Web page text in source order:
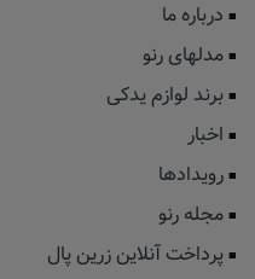
درباره ما
مدلهای رنو
برند لوازم یدکی
اخبار
رویدادها
مجله رنو
پرداخت آنلاین زرین پال